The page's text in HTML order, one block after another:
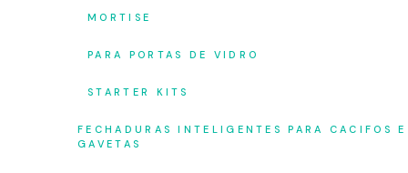
MORTISE
PARA PORTAS DE VIDRO
STARTER KITS
FECHADURAS INTELIGENTES PARA CACIFOS E
GAVETAS